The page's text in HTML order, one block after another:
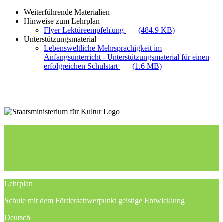
Weiterführende Materialien
Hinweise zum Lehrplan
Flyer Lektüreempfehlung
(484.9 KB)
Unterstützungsmaterial
Lebensweltliche Mehrsprachigkeit im
Anfangsunterricht - Unterstützungsmaterial für einen
erfolgreichen Schulstart
(1.6 MB)
Lehrplan
Schule mit dem Förderschwerpunkt geistige Entwicklung
Deutsch